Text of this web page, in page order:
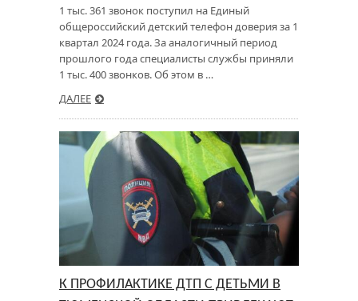
1 тыс. 361 звонок поступил на Единый
общероссийский детский телефон доверия за 1
квартал 2024 года. За аналогичный период
прошлого года специалисты службы приняли
1 тыс. 400 звонков. Об этом в …
ДАЛЕЕ
К ПРОФИЛАКТИКЕ ДТП С ДЕТЬМИ В